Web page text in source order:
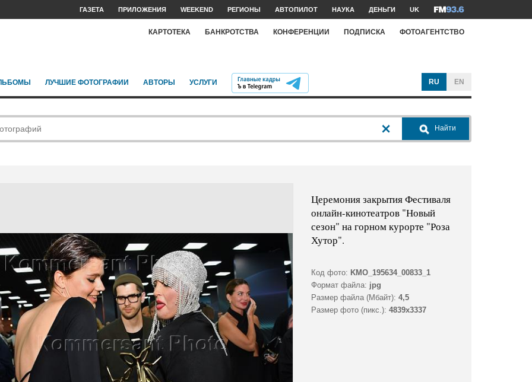
ГАЗЕТА ПРИЛОЖЕНИЯ WEEKEND РЕГИОНЫ АВТОПИЛОТ НАУКА ДЕНЬГИ UK
КАРТОТЕКА БАНКРОТСТВА КОНФЕРЕНЦИИ ПОДПИСКА ФОТОАГЕНТСТВО
ЛУЧШИЕ ФОТОГРАФИИ АВТОРЫ УСЛУГИ RU EN
Найти
Церемония закрытия Фестиваля
онлайн-кинотеатров "Новый
сезон" на горном курорте "Роза
Хутор".
Код фото: KMO_195634_00833_1
Формат файла: jpg
Размер файла (Мбайт): 4,5
Размер фото (пикс.): 4839x3337